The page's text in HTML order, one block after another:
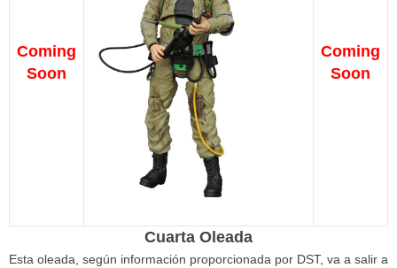
Coming
Soon
Coming
Soon
Cuarta Oleada
Esta oleada, según información proporcionada por DST, va a salir a